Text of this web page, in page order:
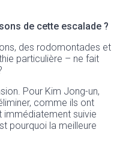
de cette escalade ?
des rodomontades et
particulière – ne fait
Pour Kim Jong-un,
comme ils ont
immédiatement suivie
pourquoi la meilleure